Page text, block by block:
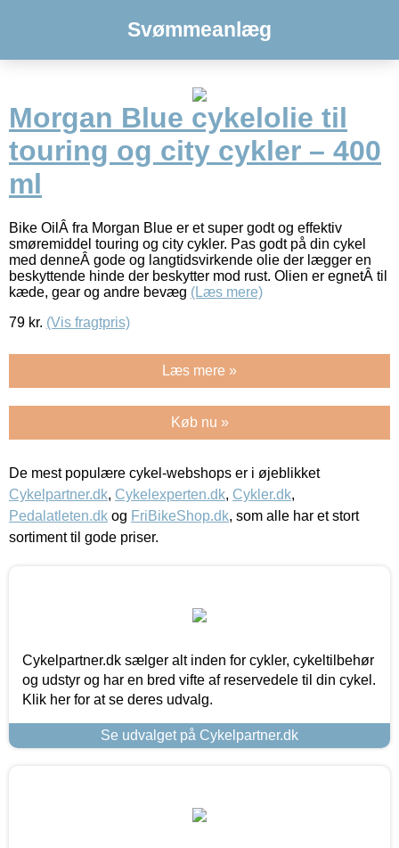
Svømmeanlæg
Morgan Blue cykelolie til
touring og city cykler – 400
ml
Bike OilÂ fra Morgan Blue er et super godt og effektiv
smøremiddel touring og city cykler. Pas godt på din cykel
med denneÂ gode og langtidsvirkende olie der lægger en
beskyttende hinde der beskytter mod rust. Olien er egnetÂ til
kæde, gear og andre bevæg (Læs mere)
79 kr. (Vis fragtpris)
Læs mere »
Køb nu »
De mest populære cykel-webshops er i øjeblikket
Cykelpartner.dk, Cykelexperten.dk, Cykler.dk,
Pedalatleten.dk og FriBikeShop.dk, som alle har et stort
sortiment til gode priser.
Cykelpartner.dk sælger alt inden for cykler, cykeltilbehør
og udstyr og har en bred vifte af reservedele til din cykel.
Klik her for at se deres udvalg.
Se udvalget på Cykelpartner.dk